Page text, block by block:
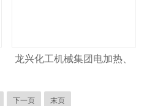
龙兴化工机械集团电加热、
下一页 末页